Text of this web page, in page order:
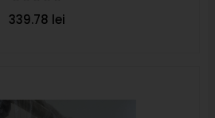
339.78 lei